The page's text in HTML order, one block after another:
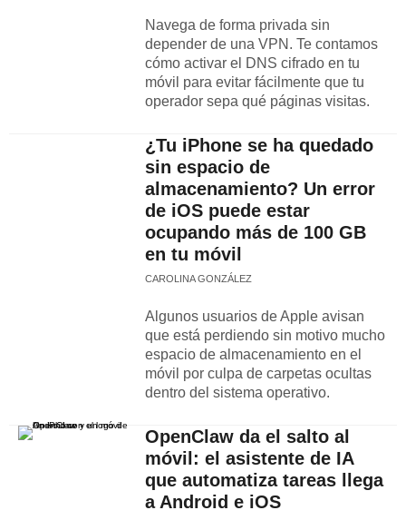
Navega de forma privada sin
depender de una VPN. Te contamos
cómo activar el DNS cifrado en tu
móvil para evitar fácilmente que tu
operador sepa qué páginas visitas.
¿Tu iPhone se ha quedado
sin espacio de
almacenamiento? Un error
de iOS puede estar
ocupando más de 100 GB
en tu móvil
CAROLINA GONZÁLEZ
Algunos usuarios de Apple avisan
que está perdiendo sin motivo mucho
espacio de almacenamiento en el
móvil por culpa de carpetas ocultas
dentro del sistema operativo.
OpenClaw da el salto al
móvil: el asistente de IA
que automatiza tareas llega
a Android e iOS